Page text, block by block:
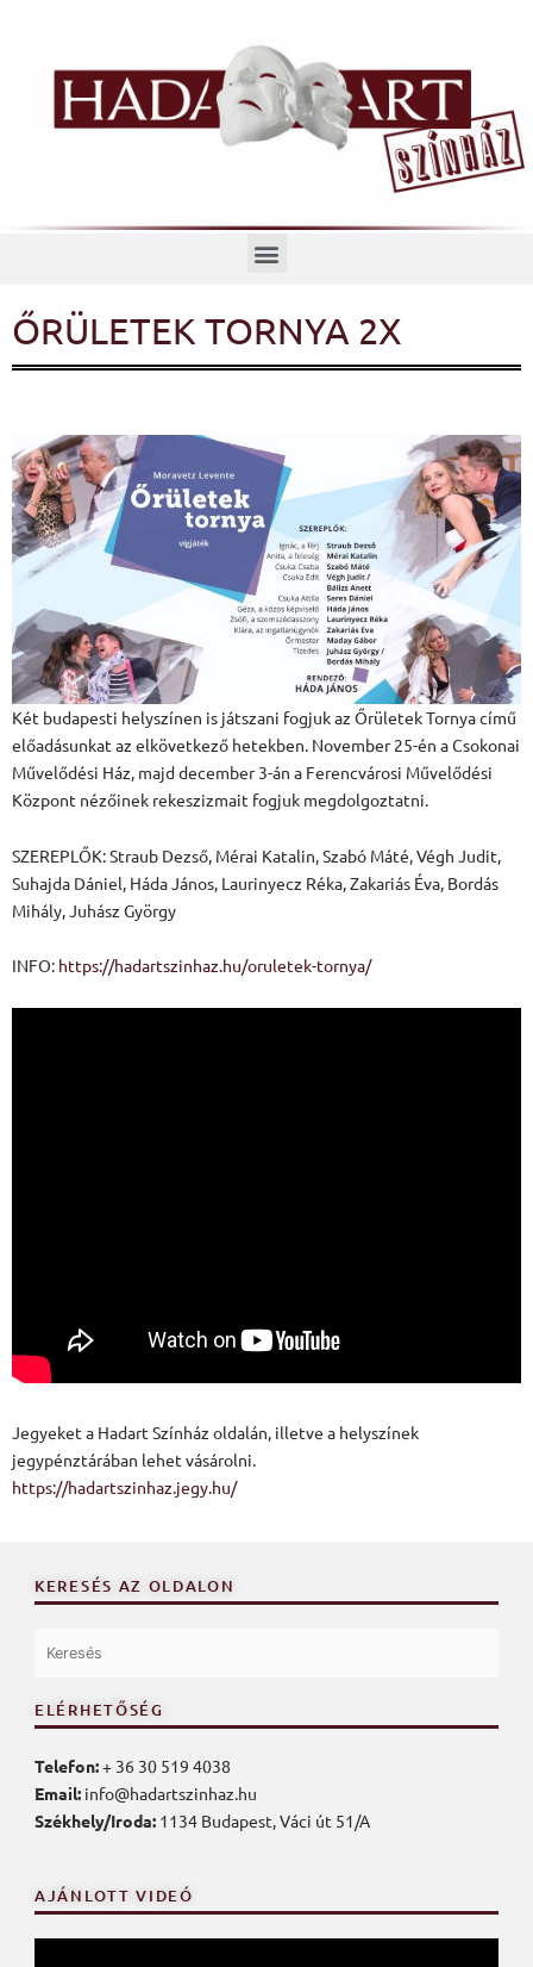
Menü
ŐRÜLETEK TORNYA 2X
Két budapesti helyszínen is játszani fogjuk az Őrületek Tornya című
előadásunkat az elkövetkező hetekben. November 25-én a Csokonai
Művelődési Ház, majd december 3-án a Ferencvárosi Művelődési
Központ nézőinek rekeszizmait fogjuk megdolgoztatni.
SZEREPLŐK: Straub Dezső, Mérai Katalin, Szabó Máté, Végh Judit,
Suhajda Dániel, Háda János, Laurinyecz Réka, Zakariás Éva, Bordás
Mihály, Juhász György
INFO: https://hadartszinhaz.hu/oruletek-tornya/
Jegyeket a Hadart Színház oldalán, illetve a helyszínek
jegypénztárában lehet vásárolni.
https://hadartszinhaz.jegy.hu/
KERESÉS AZ OLDALON
ELÉRHETŐSÉG
Telefon:+ 36 30 519 4038
Email: info@hadartszinhaz.hu
Székhely/Iroda: 1134 Budapest, Váci út 51/A
AJÁNLOTT VIDEÓ